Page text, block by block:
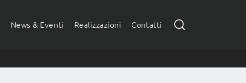
News & Eventi Realizzazioni Contatti